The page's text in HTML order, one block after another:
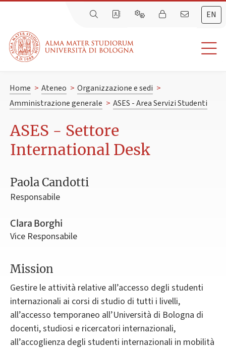
EN
Home > Ateneo > Organizzazione e sedi >
Amministrazione generale > ASES - Area Servizi Studenti
ASES - Settore
International Desk
Paola Candotti
Responsabile
Clara Borghi
Vice Responsabile
Mission
Gestire le attività relative all’accesso degli studenti
internazionali ai corsi di studio di tutti i livelli,
all’accesso temporaneo all’Università di Bologna di
docenti, studiosi e ricercatori internazionali,
all’accoglienza degli studenti internazionali in mobilità